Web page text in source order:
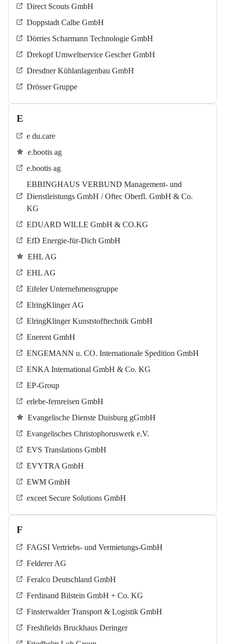
Direct Scouts GmbH
Doppstadt Calbe GmbH
Dörries Scharmann Technologie GmbH
Drekopf Umweltservice Gescher GmbH
Dresdner Kühlanlagenbau GmbH
Drösser Gruppe
E
e du.care
e.bootis ag
e.bootis ag
EBBINGHAUS VERBUND Management- und
Dienstleistungs GmbH / Oftec Oberfl. GmbH & Co.
KG
EDUARD WILLE GmbH & CO.KG
EfD Energie-für-Dich GmbH
EHL AG
EHL AG
Eifeler Unternehmensgruppe
ElringKlinger AG
ElringKlinger Kunststofftechnik GmbH
Enerent GmbH
ENGEMANN u. CO. Internationale Spedition GmbH
ENKA International GmbH & Co. KG
EP-Group
erlebe-fernreisen GmbH
Evangelische Dienste Duisburg gGmbH
Evangelisches Christophoruswerk e.V.
EVS Translations GmbH
EVYTRA GmbH
EWM GmbH
exceet Secure Solutions GmbH
F
FAGSI Vertriebs- und Vermietungs-GmbH
Felderer AG
Feralco Deutschland GmbH
Ferdinand Bilstein GmbH + Co. KG
Finsterwalder Transport & Logistik GmbH
Freshfields Bruckhaus Deringer